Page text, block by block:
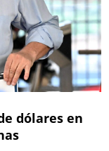
dólares en